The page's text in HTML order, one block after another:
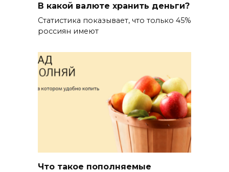
В какой валюте хранить деньги?
Статистика показывает, что только 45%
россиян имеют
Что такое пополняемые